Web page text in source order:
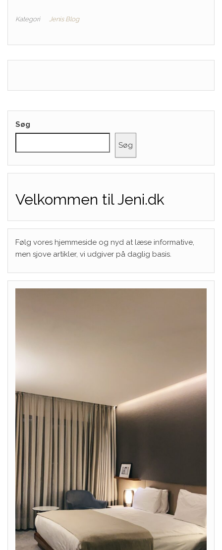
Kategori Jenis Blog
Søg
Søg
Velkommen til Jeni.dk
Følg vores hjemmeside og nyd at læse informative,
men sjove artikler, vi udgiver på daglig basis.